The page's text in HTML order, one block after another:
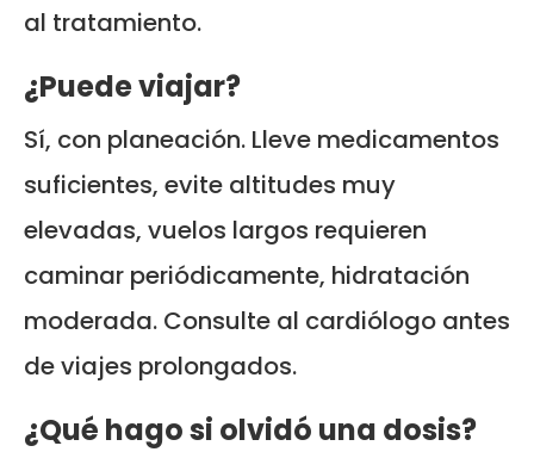
al tratamiento.
¿Puede viajar?
Sí, con planeación. Lleve medicamentos
suficientes, evite altitudes muy
elevadas, vuelos largos requieren
caminar periódicamente, hidratación
moderada. Consulte al cardiólogo antes
de viajes prolongados.
¿Qué hago si olvidó una dosis?